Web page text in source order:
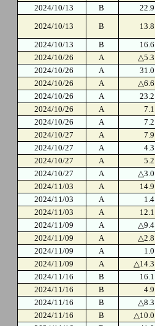
2024/10/13
B 22.9
2024/10/13
B 13.8
2024/10/13
B 16.6
2024/10/26
A △5.3
2024/10/26
A 31.0
2024/10/26
A △6.6
2024/10/26
A 23.2
2024/10/26
A 7.1
2024/10/26
A 7.2
2024/10/27
A 7.9
2024/10/27
A 4.3
2024/10/27
A 5.2
2024/10/27
A △3.0
2024/11/03
A 14.9
2024/11/03
A 1.4
2024/11/03
A 12.1
2024/11/09
A △9.4
2024/11/09
A △2.8
2024/11/09
A 1.0
2024/11/09
A △14.3
2024/11/16
B 16.1
2024/11/16
B 4.9
2024/11/16
B △8.3
2024/11/16
B △10.0